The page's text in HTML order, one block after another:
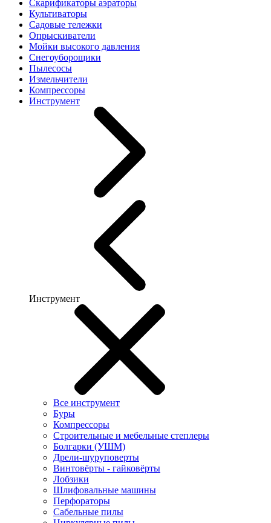
Скарификаторы аэраторы
Культиваторы
Садовые тележки
Опрыскиватели
Мойки высокого давления
Снегоуборощики
Пылесосы
Измельчители
Компрессоры
Инструмент
Инструмент
Все инструмент
Буры
Компрессоры
Строительные и мебельные степлеры
Болгарки (УШМ)
Дрели-шуруповерты
Винтовёрты - гайковёрты
Лобзики
Шлифовальные машины
Перфораторы
Сабельные пилы